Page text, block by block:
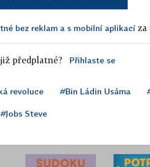
bez reklam a s mobilní aplikací za
předplatné? Přihlaste se
revoluce #Bin Ládin Usáma
#Jobs Steve